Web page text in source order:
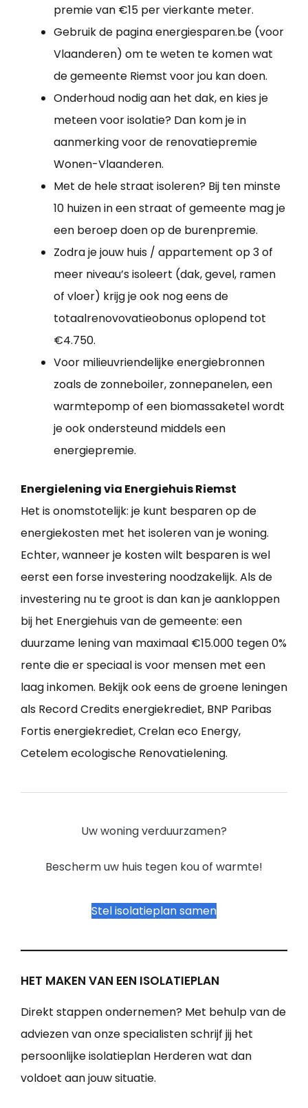
premie van €15 per vierkante meter.
Gebruik de pagina energiesparen.be (voor
Vlaanderen) om te weten te komen wat
de gemeente Riemst voor jou kan doen.
Onderhoud nodig aan het dak, en kies je
meteen voor isolatie? Dan kom je in
aanmerking voor de renovatiepremie
Wonen-Vlaanderen.
Met de hele straat isoleren? Bij ten minste
10 huizen in een straat of gemeente mag je
een beroep doen op de burenpremie.
Zodra je jouw huis / appartement op 3 of
meer niveau’s isoleert (dak, gevel, ramen
of vloer) krijg je ook nog eens de
totaalrenovovatieobonus oplopend tot
€4.750.
Voor milieuvriendelijke energiebronnen
zoals de zonneboiler, zonnepanelen, een
warmtepomp of een biomassaketel wordt
je ook ondersteund middels een
energiepremie.
Energielening via Energiehuis Riemst
Het is onomstotelijk: je kunt besparen op de
energiekosten met het isoleren van je woning.
Echter, wanneer je kosten wilt besparen is wel
eerst een forse investering noodzakelijk. Als de
investering nu te groot is dan kan je aankloppen
bij het Energiehuis van de gemeente: een
duurzame lening van maximaal €15.000 tegen 0%
rente die er speciaal is voor mensen met een
laag inkomen. Bekijk ook eens de groene leningen
als Record Credits energiekrediet, BNP Paribas
Fortis energiekrediet, Crelan eco Energy,
Cetelem ecologische Renovatielening.
Uw woning verduurzamen?
Bescherm uw huis tegen kou of warmte!
Stel isolatieplan samen
HET MAKEN VAN EEN ISOLATIEPLAN
Direkt stappen ondernemen? Met behulp van de
adviezen van onze specialisten schrijf jij het
persoonlijke isolatieplan Herderen wat dan
voldoet aan jouw situatie.